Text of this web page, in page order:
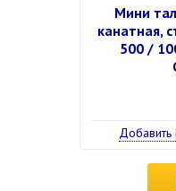
Мини
канатная,
500 /
Добавить